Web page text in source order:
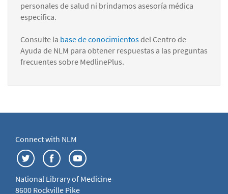
personales de salud ni brindamos asesoría médica
específica.
Consulte la base de conocimientosdel Centro de
Ayuda de NLM para obtener respuestas a las preguntas
frecuentes sobre MedlinePlus.
Connect with NLM
National Library of Medicine
8600 Rockville Pike